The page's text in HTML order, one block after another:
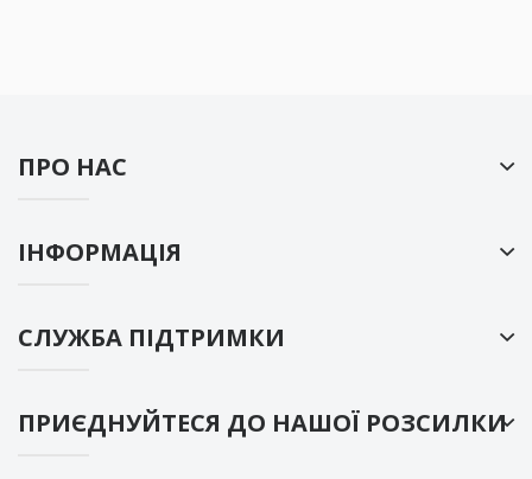
ПРО НАС
ІНФОРМАЦІЯ
СЛУЖБА ПІДТРИМКИ
ПРИЄДНУЙТЕСЯ ДО НАШОЇ РОЗСИЛКИ